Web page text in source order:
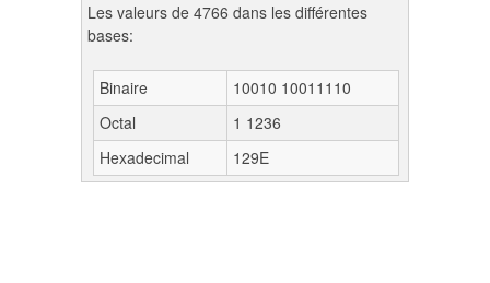
Les valeurs de 4766 dans les différentes
bases:
Binaire
10010 10011110
Octal
1 1236
Hexadecimal
129E